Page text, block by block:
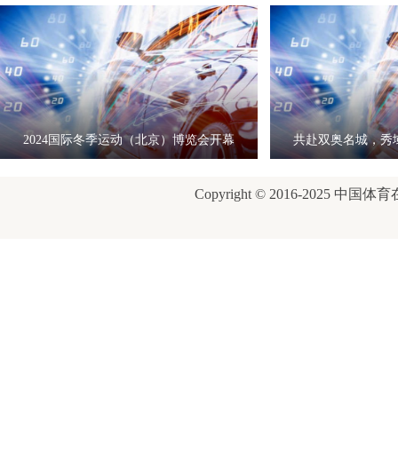
2024国际冬季运动（北京）博览会开幕
共赴双奥名城，秀
Copyright © 2016-2025 中国体